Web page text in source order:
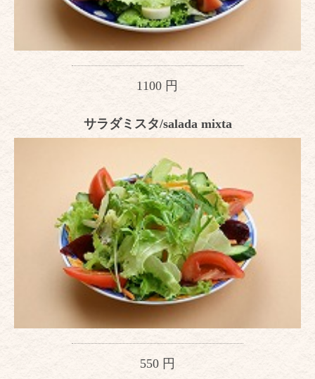
1100 円
サラダミスタ/salada mixta
550 円